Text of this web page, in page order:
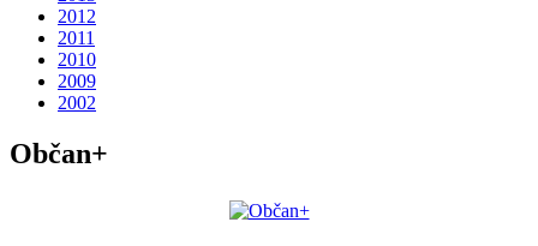
2012
2011
2010
2009
2002
Občan+